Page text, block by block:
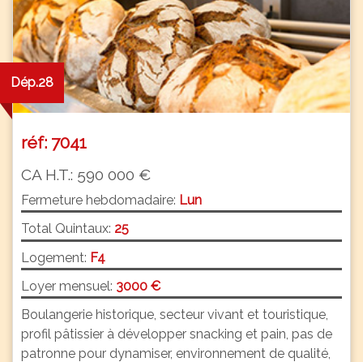
Dép.28
réf: 7041
CA H.T.: 590 000 €
Fermeture hebdomadaire: Lun
Total Quintaux: 25
Logement: F4
Loyer mensuel: 3000 €
Boulangerie historique, secteur vivant et touristique,
profil pâtissier à développer snacking et pain, pas de
patronne pour dynamiser, environnement de qualité,